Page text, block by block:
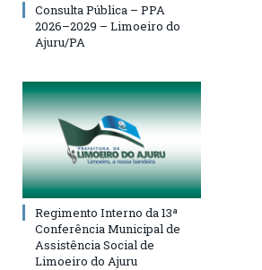
Consulta Pública – PPA
2026–2029 – Limoeiro do
Ajuru/PA
Regimento Interno da 13ª
Conferência Municipal de
Assistência Social de
Limoeiro do Ajuru